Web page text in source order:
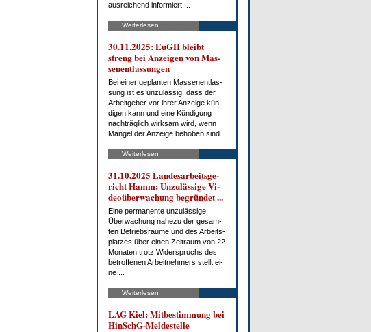
aus­rei­chend in­for­miert ...
Weiterlesen
30.11.2025: EuGH bleibt
streng bei An­zei­gen von Mas­
sen­ent­las­sun­gen
Bei ei­ner ge­plan­ten Mas­sen­ent­las­
sung ist es un­zu­läs­sig, dass der
Ar­beit­ge­ber vor ih­rer An­zei­ge kün­
di­gen kann und ei­ne Kün­di­gung
nach­träg­lich wirk­sam wird, wenn
Män­gel der An­zei­ge be­ho­ben sind.
Weiterlesen
31.10.2025 Lan­des­ar­beits­ge­
richt Hamm: Un­zu­läs­si­ge Vi­
deo­über­wa­chung be­grün­det ...
Ei­ne per­ma­nen­te un­zu­läs­si­ge
Über­wa­chung na­he­zu der ge­sam­
ten Be­triebs­räu­me und des Ar­beits­
plat­zes über ei­nen Zeit­raum von 22
Mo­na­ten trotz Wi­der­spruchs des
be­trof­fe­nen Ar­beit­neh­mers stellt ei­
ne ...
Weiterlesen
LAG Kiel: Mit­be­stim­mung bei
HinSchG-Mel­de­stel­le